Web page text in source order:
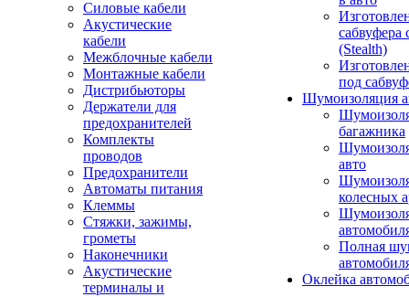
Силовые кабели
Акустические
кабели
Межблочные кабели
Монтажные кабели
Дистрибьюторы
Держатели для
предохранителей
Комплекты
проводов
Предохранители
Автоматы питания
Клеммы
Стяжки, зажимы,
грометы
Наконечники
Акустические
терминалы и
сабвуфера
(Stealth)
под
Шумоизоляция
багажника
авто
колесных
Полная
Оклейка